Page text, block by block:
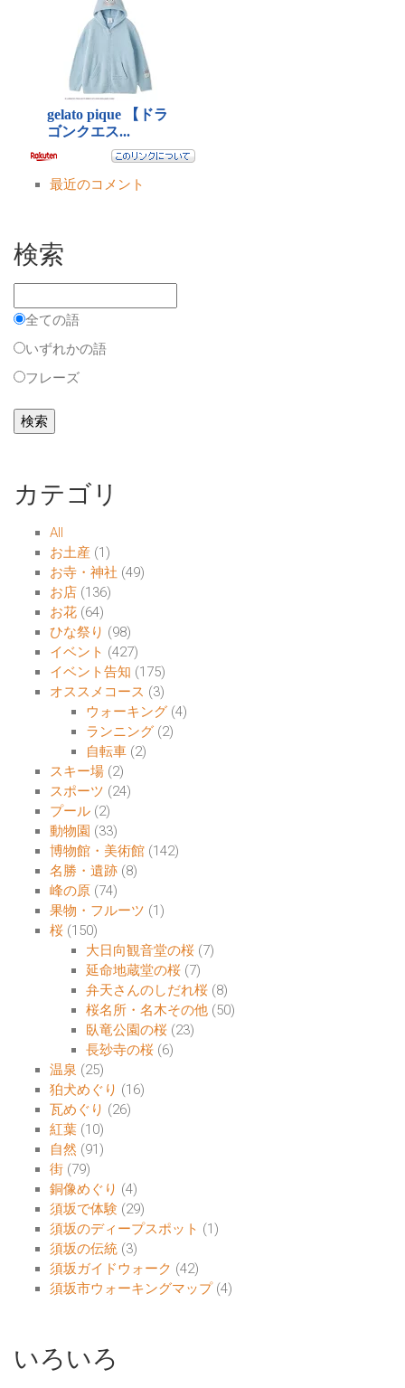
最近のコメント
検索
全ての語
いずれかの語
フレーズ
カテゴリ
All
お土産 (1)
お寺・神社 (49)
お店 (136)
お花 (64)
ひな祭り (98)
イベント (427)
イベント告知 (175)
オススメコース (3)
ウォーキング (4)
ランニング (2)
自転車 (2)
スキー場 (2)
スポーツ (24)
プール (2)
動物園 (33)
博物館・美術館 (142)
名勝・遺跡 (8)
峰の原 (74)
果物・フルーツ (1)
桜 (150)
大日向観音堂の桜 (7)
延命地蔵堂の桜 (7)
弁天さんのしだれ桜 (8)
桜名所・名木その他 (50)
臥竜公園の桜 (23)
長玅寺の桜 (6)
温泉 (25)
狛犬めぐり (16)
瓦めぐり (26)
紅葉 (10)
自然 (91)
街 (79)
銅像めぐり (4)
須坂で体験 (29)
須坂のディープスポット (1)
須坂の伝統 (3)
須坂ガイドウォーク (42)
須坂市ウォーキングマップ (4)
いろいろ